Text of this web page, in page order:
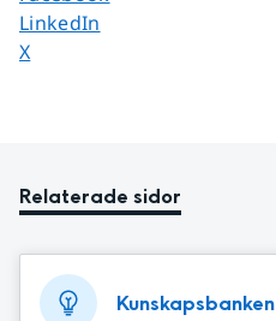
Dela sidan på
LinkedIn
Dela sidan på
X
Relaterade sidor
Kunskapsbanken